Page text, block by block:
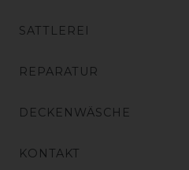
SATTLEREI
REPARATUR
DECKENWÄSCHE
KONTAKT